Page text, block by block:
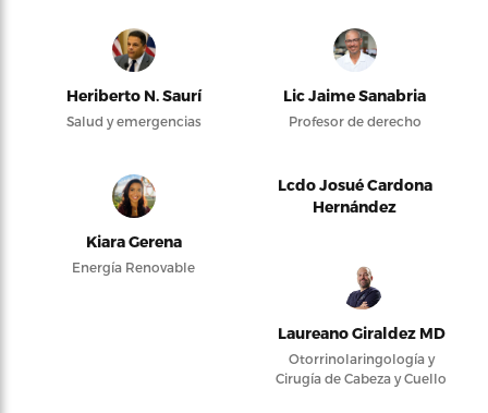
Heriberto N. Saurí
Salud y emergencias
Lic Jaime Sanabria
Profesor de derecho
Kiara Gerena
Energía Renovable
Lcdo Josué Cardona
Hernández
Laureano Giraldez MD
Otorrinolaringología y
Cirugía de Cabeza y Cuello